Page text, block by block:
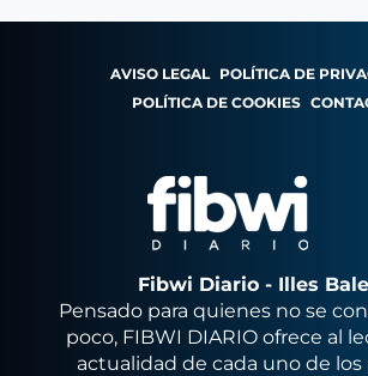
AVISO LEGAL POLÍTICA DE
POLÍTICA DE COOKIES
Fibwi Diario - Illes
Pensado para quienes no se
poco, FIBWI DIARIO ofrece al
actualidad de cada uno de